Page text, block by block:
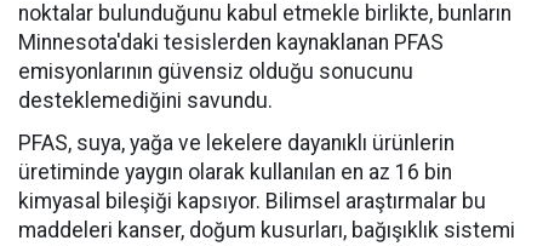
noktalar bulunduğunu kabul etmekle birlikte, bunların
Minnesota'daki tesislerden kaynaklanan PFAS
emisyonlarının güvensiz olduğu sonucunu
desteklemediğini savundu.
PFAS, suya, yağa ve lekelere dayanıklı ürünlerin
üretiminde yaygın olarak kullanılan en az 16 bin
kimyasal bileşiği kapsıyor. Bilimsel araştırmalar bu
maddeleri kanser, doğum kusurları, bağışıklık sistemi